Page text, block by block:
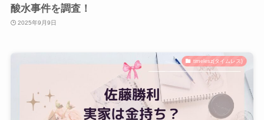
酸水事件を調査！
2025年9月9日
timelesz(タイムレス)